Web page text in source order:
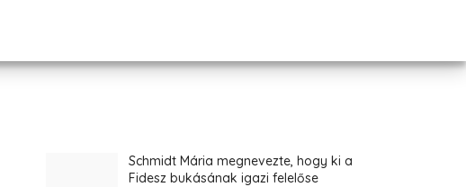
Schmidt Mária megnevezte, hogy ki a
Fidesz bukásának igazi felelőse